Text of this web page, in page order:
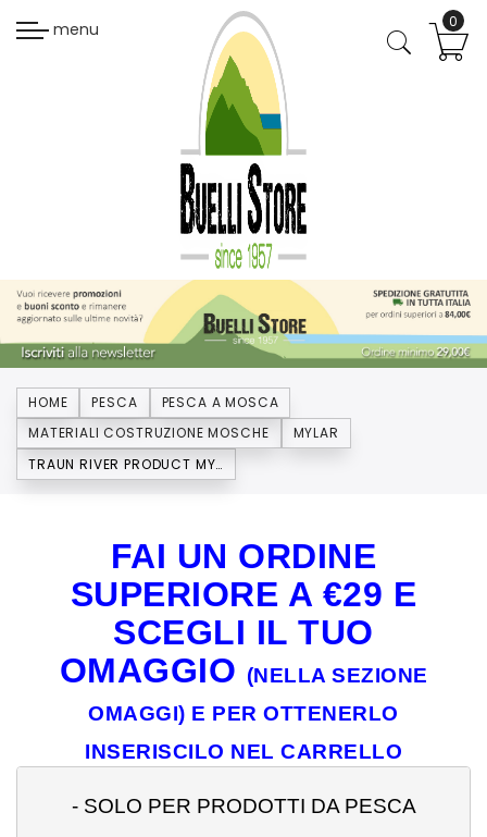
menu
HOME PESCA
PESCA A MOSCA
MATERIALI COSTRUZIONE MOSCHE
MYLAR
TRAUN RIVER PRODUCT MYLAR
FAI UN ORDINE
SUPERIORE A €29 E
SCEGLI IL TUO
OMAGGIO (NELLA SEZIONE
OMAGGI) E PER OTTENERLO
INSERISCILO NEL CARRELLO
- SOLO PER PRODOTTI DA PESCA